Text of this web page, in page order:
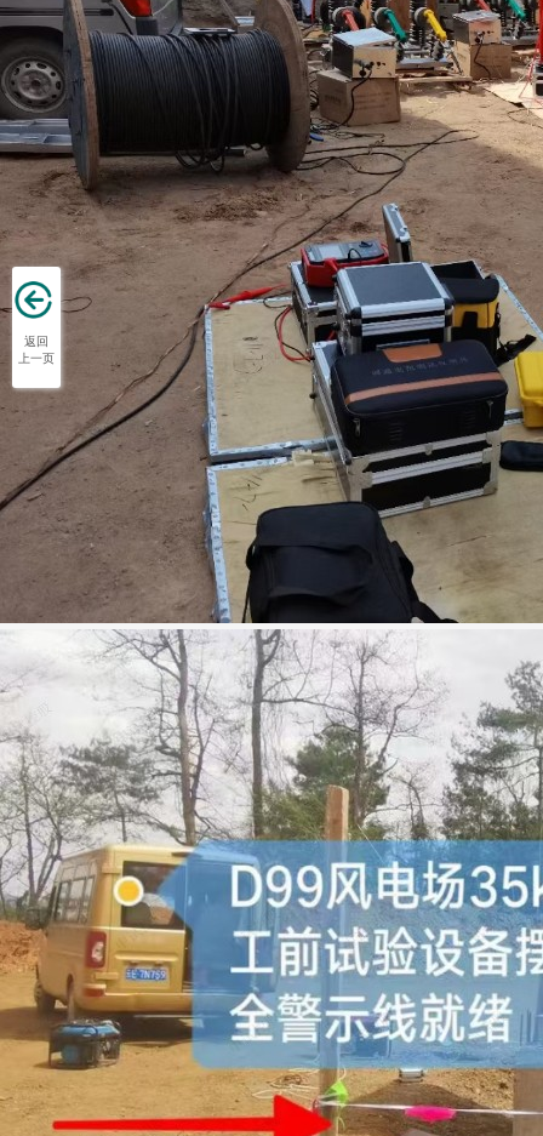
返回
上一页